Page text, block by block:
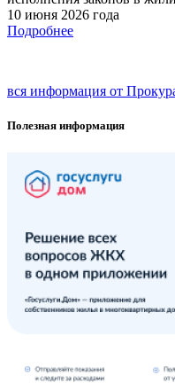
10 июня 2026 года
Подробнее
вся информация от
Полезная информация